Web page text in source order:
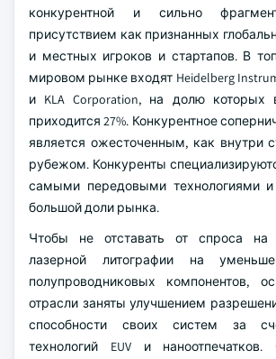
конкурентной и сильно
присутствием как признанных
и местных игроков и стартапов. В
мировом рынке входят Heidelberg
и KLA Corporation, на долю которых
приходится 27%. Конкурентное
является ожесточенным, как внутри
рубежом. Конкуренты
самыми передовыми технологиями и
большой доли рынка.
Чтобы не отставать от спроса
лазерной литографии на
полупроводниковых компонентов,
отрасли заняты улучшением
способности своих систем за
технологий EUV и наноотпечатков.